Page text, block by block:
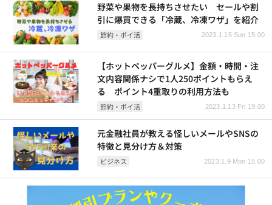
節約・ポイ活 2023.1.15 Sun 15:00
野菜や果物を長持ちさせたい セールや割
引に爆買できる「冷蔵、冷凍ワザ」を紹介
節約・ポイ活 2023.1.13 Fri 19:00
【ホットペッパーグルメ】金額・時間・注
文内容関係ナシで1人250ポイントもらえ
る ポイント4重取りの利用方法も
ビジネス 2023.1.9 Mon 15:00
元金融社員が教える怪しいメールやSNSの
特徴と見分け方＆対策